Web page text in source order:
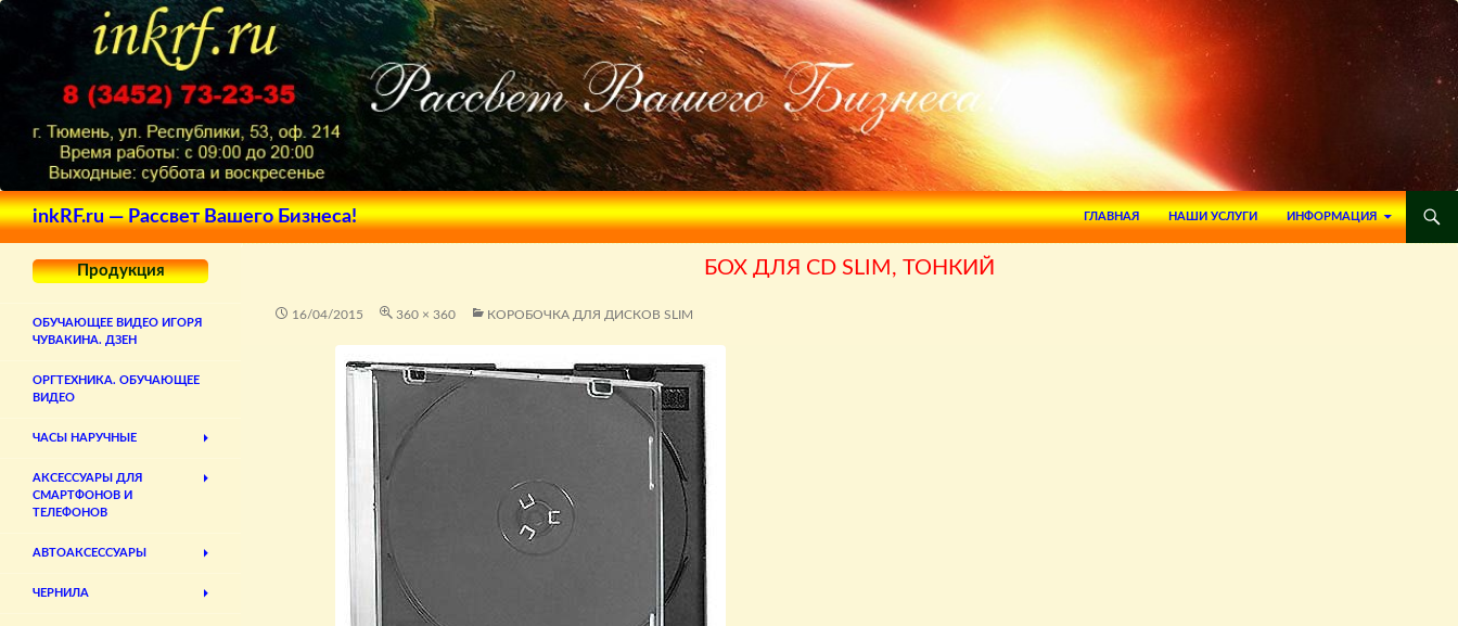
inkRF.ru — Рассвет Вашего Бизнеса!
Поиск
ПЕРЕЙТИ К СОДЕРЖИМОМУ
ГЛАВНАЯ
НАШИ УСЛУГИ ИНФОРМАЦИЯ
БОХ ДЛЯ CD SLIM, ТОНКИЙ
16/04/2015 360 × 360 КОРОБОЧКА ДЛЯ ДИСКОВ SLIM
Продукция
ОБУЧАЮЩЕЕ ВИДЕО ИГОРЯ
ЧУВАКИНА. ДЗЕН
ОРГТЕХНИКА. ОБУЧАЮЩЕЕ
ВИДЕО
ЧАСЫ НАРУЧНЫЕ
АКСЕССУАРЫ ДЛЯ
СМАРТФОНОВ И
ТЕЛЕФОНОВ
АВТОАКСЕССУАРЫ
ЧЕРНИЛА